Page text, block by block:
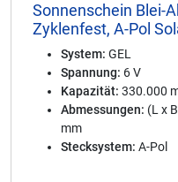
Sonnenschein Blei-
Zyklenfest, A-Pol
System: GEL
Spannung: 6 V
Kapazität: 330.000
Abmessungen: (L x
mm
Stecksystem: A-Pol